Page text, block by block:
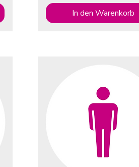
In den Warenkorb